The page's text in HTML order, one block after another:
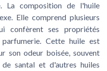
La composition de l'huile
Elle comprend plusieurs
confèrent ses propriétés
Cette huile est
son odeur boisée, souvent
de santal et d'autres huiles